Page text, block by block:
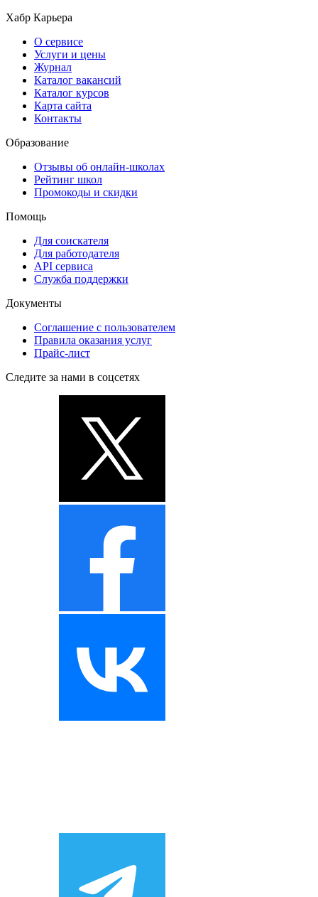
Хабр Карьера
О сервисе
Услуги и цены
Журнал
Каталог вакансий
Каталог курсов
Карта сайта
Контакты
Образование
Отзывы об онлайн-школах
Рейтинг школ
Промокоды и скидки
Помощь
Для соискателя
Для работодателя
API сервиса
Служба поддержки
Документы
Соглашение с пользователем
Правила оказания услуг
Прайс-лист
Следите за нами в соцсетях